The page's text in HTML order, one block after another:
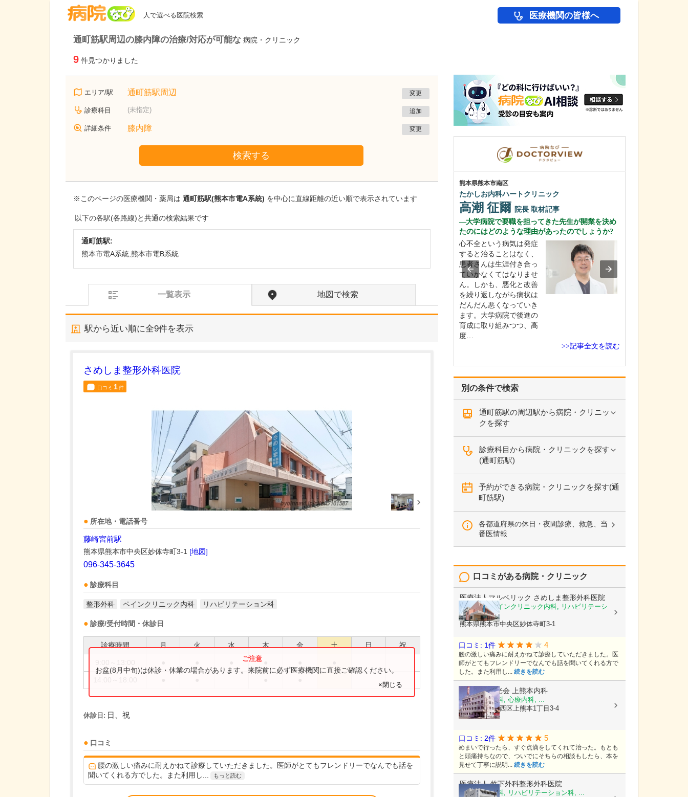
人で選べる医院検索 医療機関の皆様へ
通町筋駅周辺の膝内障の治療/対応が可能な 病院・クリニック
9 件見つかりました
エリア/駅 通町筋駅周辺 変更
診療科目 (未指定) 追加
詳細条件 膝内障 変更
検索する
※このページの医療機関・薬局は 通町筋駅(熊本市電A系統) を中心に直線距離の近い順で表示されています
以下の各駅(各路線)と共通の検索結果です
通町筋駅:
熊本市電A系統,熊本市電B系統
一覧表示 地図で検索
駅から近い順に全9件を表示
さめしま整形外科医院
口コミ 1件
所在地・電話番号
藤崎宮前駅
熊本県熊本市中央区妙体寺町3-1 [地図]
096-345-3645
診療科目
整形外科 ペインクリニック内科 リハビリテーション科
診療/受付時間・休診日
診療時間 月 火 水 木 金 土 日 祝
お盆(8月中旬)は休診・休業の場合があります。来院前に必ず医療機関に直接ご確認ください。
×閉じる
休診日: 日、祝
口コミ
腰の激しい痛みに耐えかねて診療していただきました。医師がとてもフレンドリーでなんでも話を
聞いてくれる方でした。また利用し...
もっと読む
別の条件で検索
通町筋駅の周辺駅から病院・クリニッ
クを探す
診療科目から病院・クリニックを探す
(通町筋駅)
予約ができる病院・クリニックを探す(通
町筋駅)
各都道府県の休日・夜間診療、救急、当
番医情報
口コミがある病院・クリニック
医療法人マルベリック さめしま整形外科医院
整形外科, ペインクリニック内科, リハビリテーシ
ョン科
熊本県熊本市中央区妙体寺町3-1
口コミ: 1件 4
腰の激しい痛みに耐えかねて診療していただきました。医
師がとてもフレンドリーでなんでも話を聞いてくれる方で
した。また利用し... 続きを読む
医療法人陽光会 上熊本内科
内科, 神経内科, 心療内科, ...
熊本県熊本市西区上熊本1丁目3-4
口コミ: 2件 5
めまいで行ったら、すぐ点滴をしてくれて治った。もとも
と頭痛持ちなので、ついでにそちらの相談もしたら、本を
見せて丁寧に説明... 続きを読む
医療法人竹下外科整形外科医院
外科, 整形外科, リハビリテーション科, ...
熊本県熊本市南区
たかしお内科ハートクリニック
高潮 征爾 院長 取材記事
大学病院で要職を担ってきた先生が開業を決め
たのにはどのような理由があったのでしょうか?
心不全という病気は発症
すると治ることはなく、
患者さんは生涯付き合っ
ていかなくてはなりませ
ん。しかも、悪化と改善
を繰り返しながら病状は
だんだん悪くなっていき
ます。大学病院で後進の
育成に取り組みつつ、高
度…
>>記事全文を読む
東京都渋谷区
代々木クリニック
さんが当院に期待される
ことに、もう一つプラス
アルファして、その方に
とってより良い治療を提